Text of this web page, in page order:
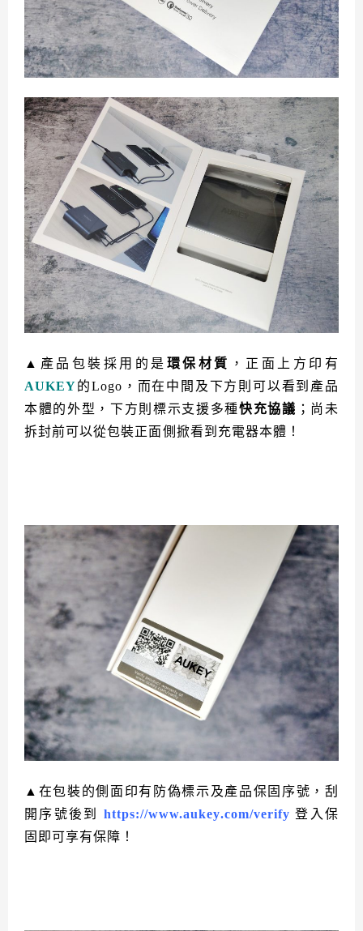
▲產品包裝採用的是 環保材質 ，正面上方印有
AUKEY 的Logo，而在中間及下方則可以看到產品
本體的外型，下方則標示支援多種快充協議 ；尚未
拆封前可以從包裝正面側掀看到充電器本體！
▲在包裝的側面印有防偽標示及產品保固序號，刮
開序號後到 https://www.aukey.com/verify登入保
固即可享有保障！